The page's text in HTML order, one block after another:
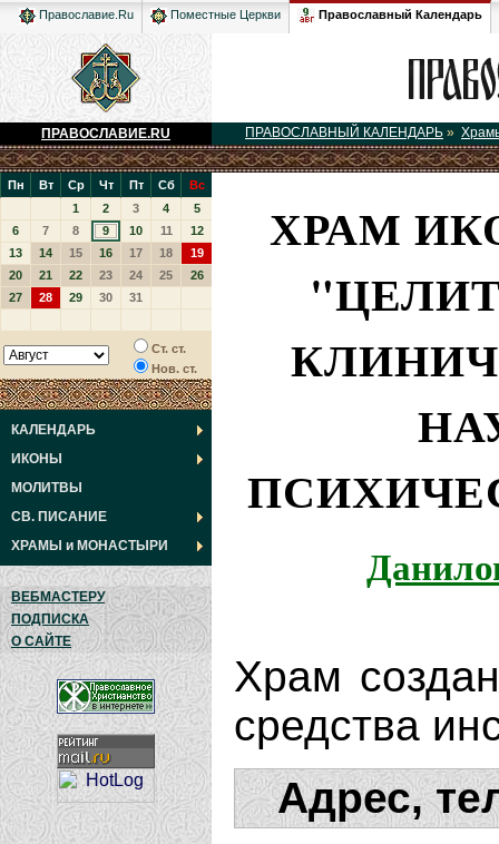
Православие.Ru Поместные Церкви Православный Календарь
ПРАВОСЛАВИЕ.RU ПРАВОСЛАВНЫЙ КАЛЕНДАРЬ »
Пн Вт Ср Чт Пт Сб
Вс
1
2 3 4
5
6
7 8 9 10 11
12
13
14 15 16 17 18
19
20
21 22 23 24 25
26
27
28 29 30 31
Ст. ст.
Нов. ст.
КАЛЕНДАРЬ
ИКОНЫ
МОЛИТВЫ
СВ. ПИСАНИЕ
ХРАМЫ и МОНАСТЫРИ
ВЕБМАСТЕРУ
ПОДПИСКА
О САЙТЕ
ХРАМ
Храм
средства
Адрес,